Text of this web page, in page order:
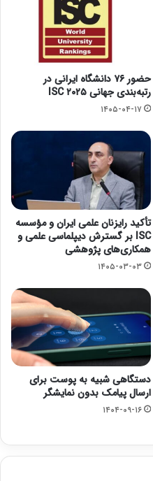
حضور ۷۶ دانشگاه ایرانی در
رتبه‌بندی جهانی ISC ۲۰۲۵
۱۴۰۵-۰۴-۱۷
تأکید رایزنان علمی ایران و مؤسسه
ISC بر گسترش دیپلماسی علمی و
همکاری‌های پژوهشی
۱۴۰۵-۰۳-۰۳
دستگاهی شبیه به پوست برای
ارسال پیامک بدون نمایشگر
۱۴۰۴-۰۹-۱۶